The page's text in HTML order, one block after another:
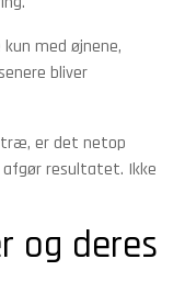
med øjnene,
bliver
træ, er det netop
afgør resultatet. Ikke
og deres